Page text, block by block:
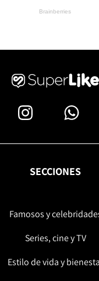
SECCIONES
Famosos y
Series, cine y TV
Estilo de vida y